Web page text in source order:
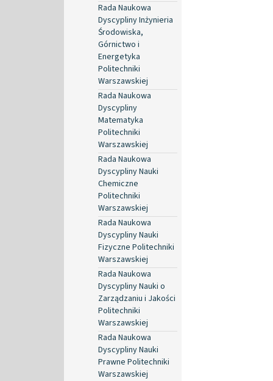
Rada Naukowa
Dyscypliny Inżynieria
Środowiska,
Górnictwo i
Energetyka
Politechniki
Warszawskiej
Rada Naukowa
Dyscypliny
Matematyka
Politechniki
Warszawskiej
Rada Naukowa
Dyscypliny Nauki
Chemiczne
Politechniki
Warszawskiej
Rada Naukowa
Dyscypliny Nauki
Fizyczne Politechniki
Warszawskiej
Rada Naukowa
Dyscypliny Nauki o
Zarządzaniu i Jakości
Politechniki
Warszawskiej
Rada Naukowa
Dyscypliny Nauki
Prawne Politechniki
Warszawskiej